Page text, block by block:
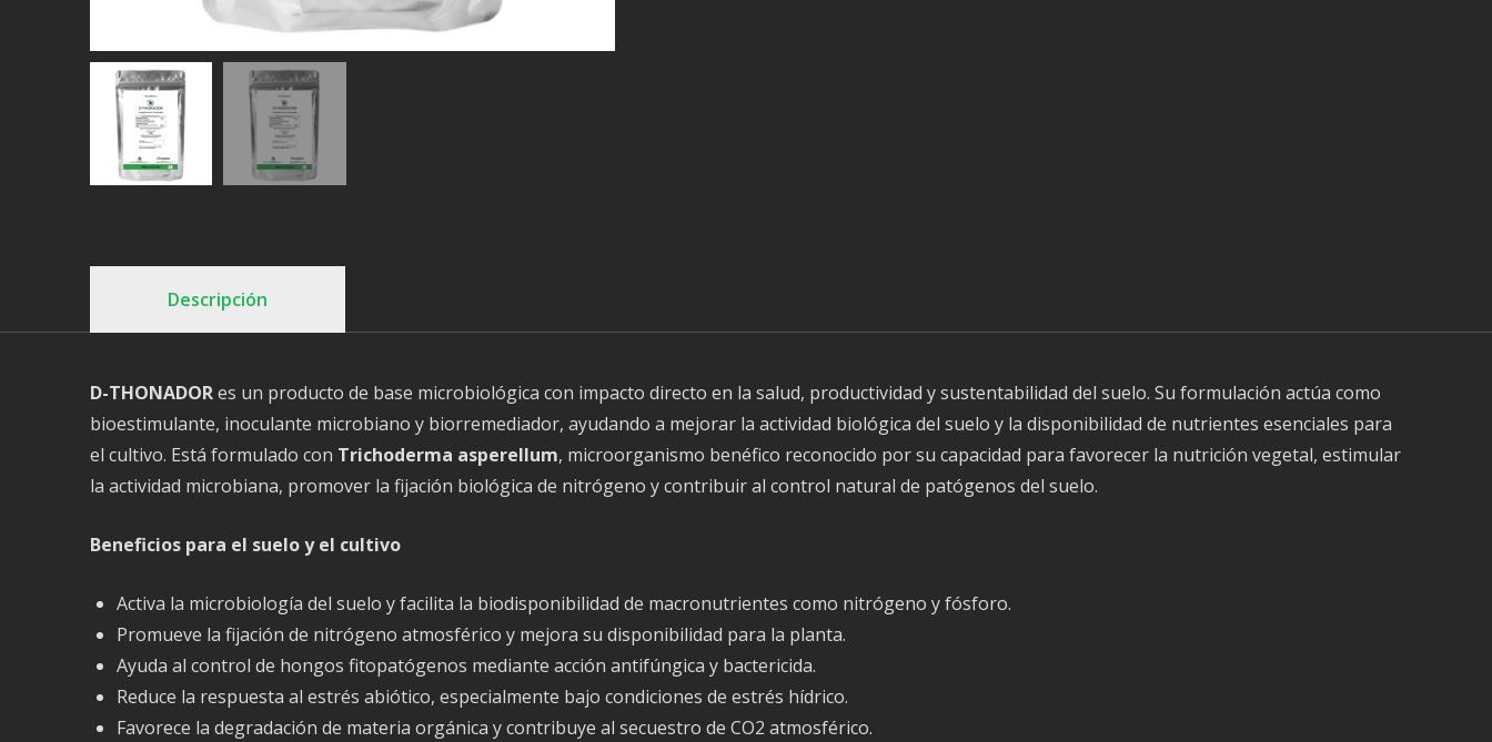
Descripción
D-THONADORes un producto de base microbiológica con impacto directo en la salud, productividad y sustentabilidad del suelo. Su formulación actúa como
bioestimulante, inoculante microbiano y biorremediador, ayudando a mejorar la actividad biológica del suelo y la disponibilidad de nutrientes esenciales para
el cultivo. Está formulado con Trichoderma asperellum, microorganismo benéfico reconocido por su capacidad para favorecer la nutrición vegetal, estimular
la actividad microbiana, promover la fijación biológica de nitrógeno y contribuir al control natural de patógenos del suelo.
Beneficios para el suelo y el cultivo
Activa la microbiología del suelo y facilita la biodisponibilidad de macronutrientes como nitrógeno y fósforo.
Promueve la fijación de nitrógeno atmosférico y mejora su disponibilidad para la planta.
Ayuda al control de hongos fitopatógenos mediante acción antifúngica y bactericida.
Reduce la respuesta al estrés abiótico, especialmente bajo condiciones de estrés hídrico.
Favorece la degradación de materia orgánica y contribuye al secuestro de CO2 atmosférico.